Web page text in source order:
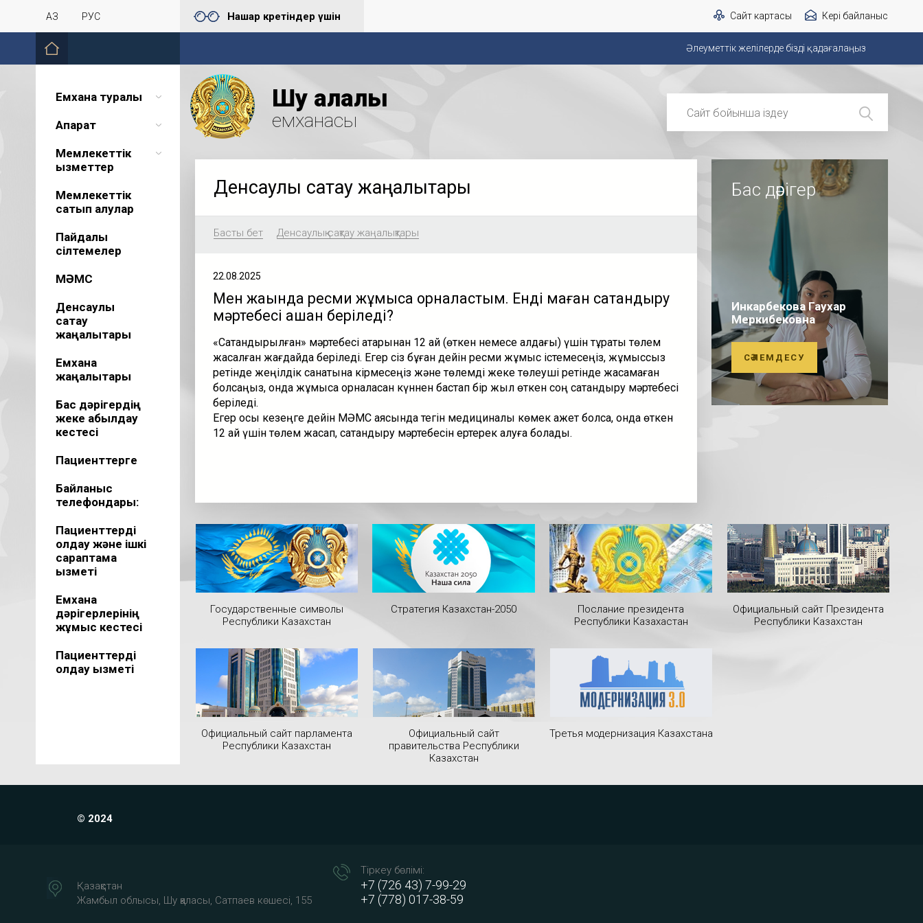
ҚАЗ РУС Нашар көретіндер үшін Сайт картасы Кері байланыс
Әлеуметтік желілерде бізді қадағалаңыз
Емхана туралы
Ақпарат
Мемлекеттік
қызметтер
Мемлекеттік
сатып алулар
Пайдалы
сілтемелер
МӘМС
Денсаулық
сақтау
жаңалықтары
Емхана
жаңалықтары
Бас дәрігердің
жеке қабылдау
кестесі
Пациенттерге
Байланыс
телефондары:
Пациенттерді
қолдау және ішкі
сараптама
қызметі
Емхана
дәрігерлерінің
жұмыс кестесі
Пациенттерді
қолдау қызметі
Шу қалалық
емханасы
Денсаулық сақтау жаңалықтары
Басты бет Денсаулық сақтау жаңалықтары
22.08.2025
Мен жақында ресми жұмысқа орналастым. Енді маған сақтандыру
мәртебесі қашан беріледі?
«Сақтандырылған» мәртебесі қатарынан 12 ай (өткен немесе алдағы) үшін тұрақты төлем
жасалған жағдайда беріледі. Егер сіз бұған дейін ресми жұмыс істемесеңіз, жұмыссыз
ретінде жеңілдік санатына кірмесеңіз және төлемді жеке төлеуші ретінде жасамаған
болсаңыз, онда жұмысқа орналасқан күннен бастап бір жыл өткен соң сақтандыру мәртебесі
беріледі.
Егер осы кезеңге дейін МӘМС аясында тегін медициналық көмек қажет болса, онда өткен
12 ай үшін төлем жасап, сақтандыру мәртебесін ертерек алуға болады.
Бас дәрігер
Инкарбекова Гаухар
Меркибековна
СӘЛЕМДЕСУ
Государственные символы
Республики Казахстан
Стратегия Казахстан-2050
Послание президента
Республики Казахастан
Официальный сайт Президента
Республики Казахстан
Официальный сайт парламента
Республики Казахстан
Официальный сайт
правительства Республики
Казахстан
Третья модернизация Казахстана
© 2024
Қазақстан
Жамбыл облысы, Шу қаласы, Сатпаев көшесі, 155
Тіркеу бөлімі:
+7 (726 43) 7-99-29
+7 (778) 017-38-59